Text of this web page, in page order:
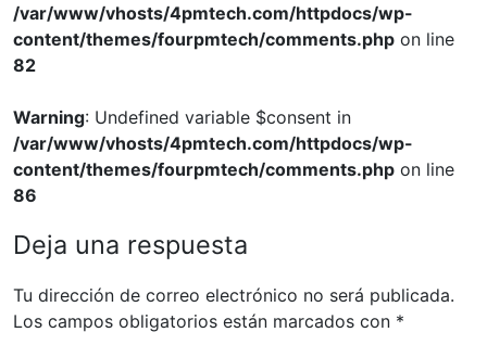
/var/www/vhosts/4pmtech.com/httpdocs/wp-
content/themes/fourpmtech/comments.php on line
82
Warning: Undefined variable $consent in
/var/www/vhosts/4pmtech.com/httpdocs/wp-
content/themes/fourpmtech/comments.php on line
86
Deja una respuesta
Tu dirección de correo electrónico no será publicada.
Los campos obligatorios están marcados con *